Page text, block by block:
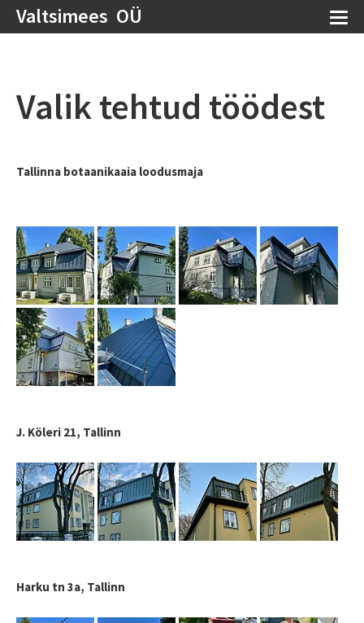
Valtsimees OÜ
Valik tehtud töödest
Tallinna botaanikaaia loodusmaja
J. Köleri 21, Tallinn
Harku tn 3a, Tallinn